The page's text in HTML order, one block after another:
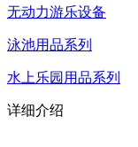
无动力游乐设备
泳池用品系列
水上乐园用品系列
详细介绍